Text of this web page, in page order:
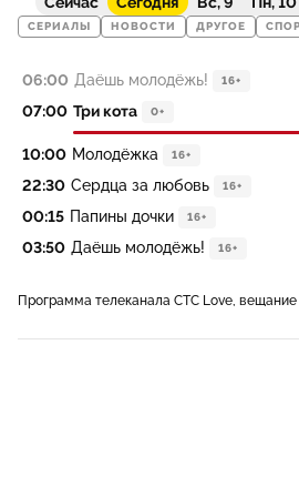
СЕРИАЛЫ НОВОСТИ ДРУГОЕ
06:00 Даёшь молодёжь! 16+
07:00 Три кота 0+
10:00 Молодёжка 16+
22:30 Сердца за любовь 16+
00:15 Папины дочки 16+
03:50 Даёшь молодёжь! 16+
Программа телеканала СТС Love,